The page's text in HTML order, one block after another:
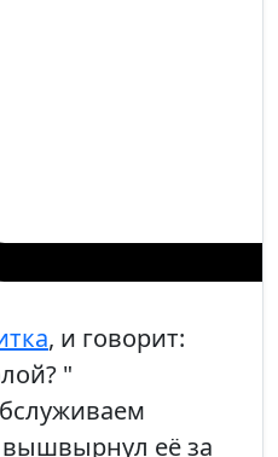
, и говорит:
"
её за